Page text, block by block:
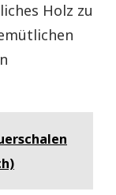
Holz zu